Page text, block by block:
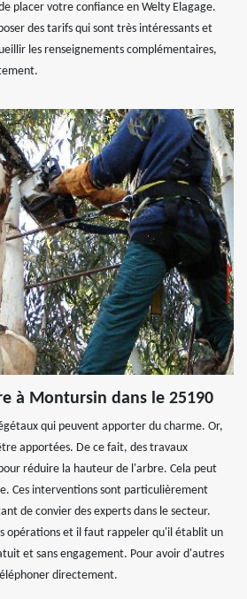
placer votre confiance en Welty Elagage.
des tarifs qui sont très intéressants et
les renseignements complémentaires,
à Montursin dans le 25190
qui peuvent apporter du charme. Or,
apportées. De ce fait, des travaux
réduire la hauteur de l'arbre. Cela peut
Ces interventions sont particulièrement
de convier des experts dans le secteur.
opérations et il faut rappeler qu'il établit un
et sans engagement. Pour avoir d'autres
directement.